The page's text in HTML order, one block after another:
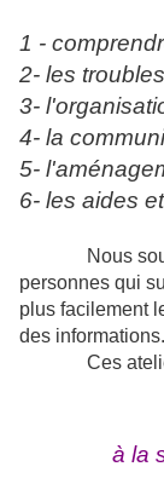
1 -
2- les
3-
4- la
5-
6- les aides
Nous
personnes qui
plus facilement
des informations.
Ces
à la